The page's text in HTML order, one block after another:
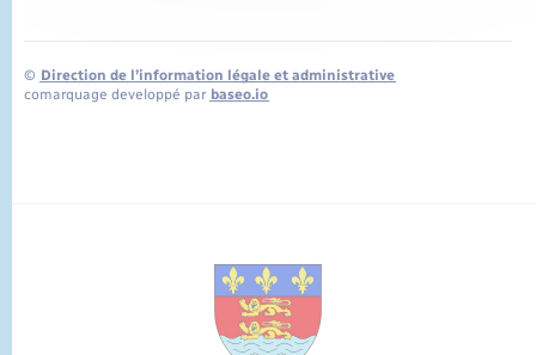
© Direction de l’information légale et administrative
comarquage developpé par baseo.io